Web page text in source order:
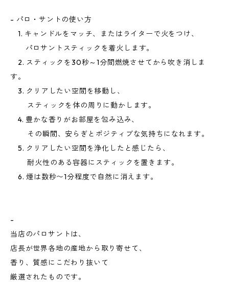
- パロ・サントの使い方
1. キャンドルをマッチ、またはライターで火をつけ、
パロサントスティックを着火します。
2. スティックを30秒～1分間燃焼させてから吹き消しま
す。
3. クリアしたい空間を移動し、
スティックを体の周りに動かします。
4. 豊かな香りがお部屋を包み込み、
その瞬間、安らぎとポジティブな気持ちになれます。
5. クリアしたい空間を浄化したと感じたら、
耐火性のある容器にスティックを置きます。
6. 煙は数秒〜1分程度で自然に消えます。
-
当店のパロサントは、
店長が世界各地の産地から取り寄せて、
香り、質感にこだわり抜いて
厳選されたものです。